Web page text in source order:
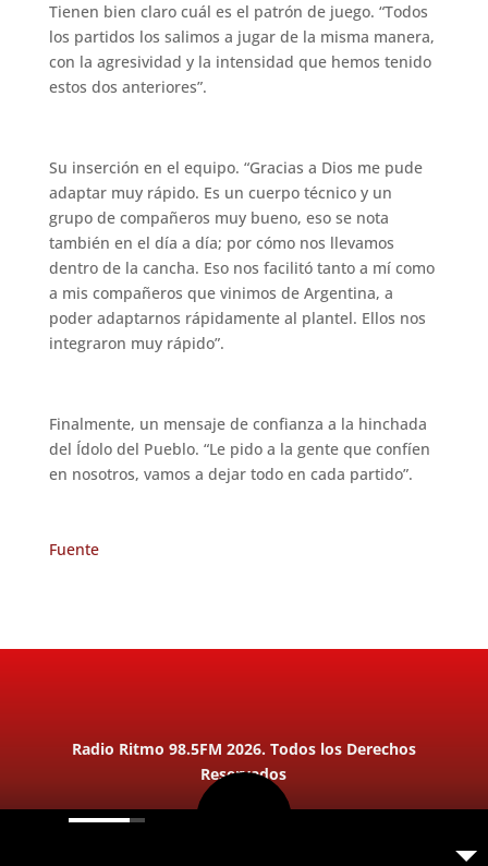
Tienen bien claro cuál es el patrón de juego. “Todos
los partidos los salimos a jugar de la misma manera,
con la agresividad y la intensidad que hemos tenido
estos dos anteriores”.
Su inserción en el equipo. “Gracias a Dios me pude
adaptar muy rápido. Es un cuerpo técnico y un
grupo de compañeros muy bueno, eso se nota
también en el día a día; por cómo nos llevamos
dentro de la cancha. Eso nos facilitó tanto a mí como
a mis compañeros que vinimos de Argentina, a
poder adaptarnos rápidamente al plantel. Ellos nos
integraron muy rápido”.
Finalmente, un mensaje de confianza a la hinchada
del Ídolo del Pueblo. “Le pido a la gente que confíen
en nosotros, vamos a dejar todo en cada partido”.
Fuente
Radio Ritmo 98.5FM 2026. Todos los Derechos
Reservados